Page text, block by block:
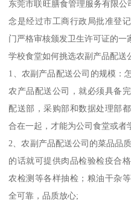
东莞市联旺膳食管理服务有限公
念是经过市工商行政局批准登
门严格审核颁发卫生许可证的一
学校食堂如何挑选农副产品配送
1、农副产品配送公司的规模：
农产品配送公司，就必须具备
配送部，采购部和数据处理部
合在一起，才能为公司食堂或者
2、农副产品配送公司的菜品品
的话就可提供肉品检验检疫合
农检测等各样抽检；粮油干杂
全可靠，品质放心;